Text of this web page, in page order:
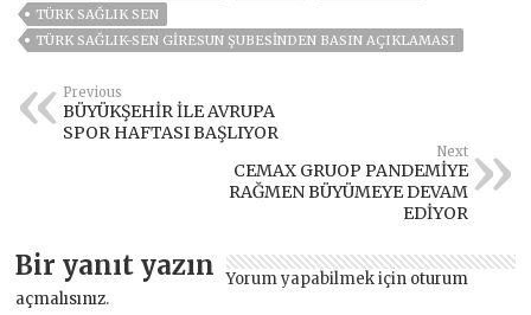
TÜRK SAĞLIK SEN
TÜRK SAĞLIK-SEN GİRESUN ŞUBESİNDEN BASIN AÇIKLAMASI
Previous
BÜYÜKŞEHİR İLE AVRUPA
SPOR HAFTASI BAŞLIYOR
Next
CEMAX GRUOP PANDEMİYE
RAĞMEN BÜYÜMEYE DEVAM
EDİYOR
Bir yanıt yazın Yorum yapabilmek için oturum
açmalısınız.